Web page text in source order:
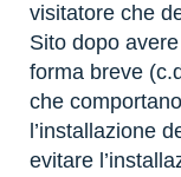
visitatore che
Sito dopo
forma breve
che comportano
l’installazione
evitare